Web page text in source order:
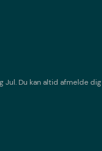
Jul. Du kan altid afmelde dig